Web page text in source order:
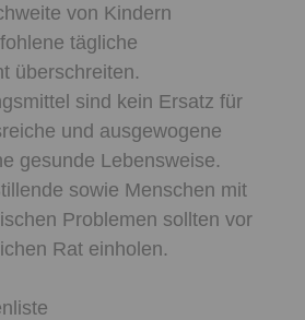
von Kindern
tägliche
überschreiten.
sind kein Ersatz für
und ausgewogene
gesunde Lebensweise.
sowie Menschen mit
Problemen sollten vor
Rat einholen.